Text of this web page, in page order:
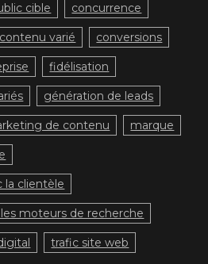
cible concurrence
contenu varié conversions
fidélisation
génération de leads
de contenu marque
la clientèle
moteurs de recherche
trafic site web